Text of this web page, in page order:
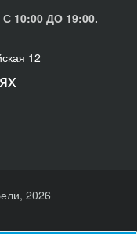
10:00 ДО 19:00.
12
2026